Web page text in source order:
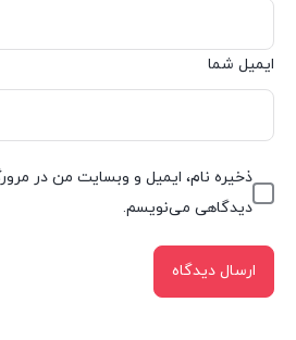
ایمیل شما
ذخیره نام، ایمیل و وبسایت من در
دیدگاهی می‌نویسم.